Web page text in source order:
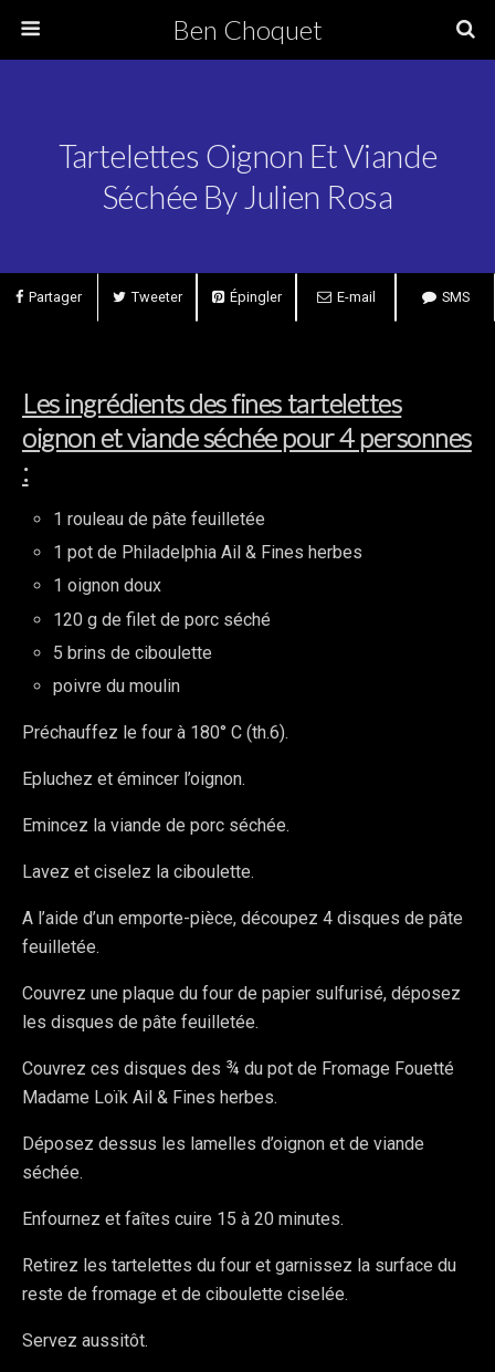
Ben Choquet
Tartelettes Oignon Et Viande
Séchée By Julien Rosa
Partager Tweeter Épingler E-mail SMS
Les ingrédients des fines tartelettes
oignon et viande séchée pour 4 personnes
:
1 rouleau de pâte feuilletée
1 pot de Philadelphia Ail & Fines herbes
1 oignon doux
120 g de filet de porc séché
5 brins de ciboulette
poivre du moulin
Préchauffez le four à 180° C (th.6).
Epluchez et émincer l’oignon.
Emincez la viande de porc séchée.
Lavez et ciselez la ciboulette.
A l’aide d’un emporte-pièce, découpez 4 disques de pâte
feuilletée.
Couvrez une plaque du four de papier sulfurisé, déposez
les disques de pâte feuilletée.
Couvrez ces disques des ¾ du pot de Fromage Fouetté
Madame Loïk Ail & Fines herbes.
Déposez dessus les lamelles d’oignon et de viande
séchée.
Enfournez et faîtes cuire 15 à 20 minutes.
Retirez les tartelettes du four et garnissez la surface du
reste de fromage et de ciboulette ciselée.
Servez aussitôt.